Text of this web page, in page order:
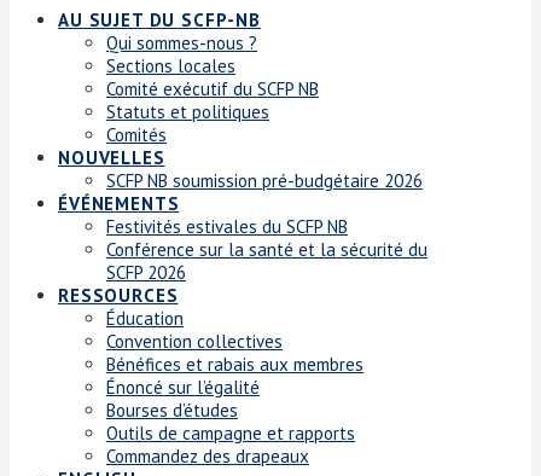
AU SUJET DU SCFP-NB
Qui sommes-nous ?
Sections locales
Comité exécutif du SCFP NB
Statuts et politiques
Comités
NOUVELLES
SCFP NB soumission pré-budgétaire 2026
ÉVÉNEMENTS
Festivités estivales du SCFP NB
Conférence sur la santé et la sécurité du
SCFP 2026
RESSOURCES
Éducation
Convention collectives
Bénéfices et rabais aux membres
Énoncé sur l’égalité
Bourses d’études
Outils de campagne et rapports
Commandez des drapeaux